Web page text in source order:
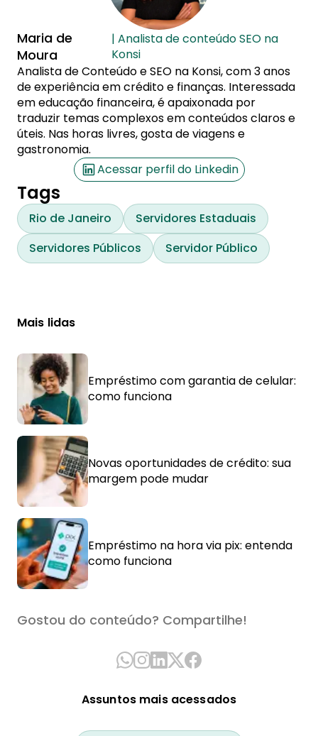
Maria de
Moura
| Analista de conteúdo SEO na
Konsi
Analista de Conteúdo e SEO na Konsi, com 3 anos
de experiência em crédito e finanças. Interessada
em educação financeira, é apaixonada por
traduzir temas complexos em conteúdos claros e
úteis. Nas horas livres, gosta de viagens e
gastronomia.
Acessar perfil do Linkedin
Tags
Rio de Janeiro
Servidores Estaduais
Servidores Públicos
Servidor Público
Mais lidas
Empréstimo com garantia de celular:
como funciona
Novas oportunidades de crédito: sua
margem pode mudar
Empréstimo na hora via pix: entenda
como funciona
Gostou do conteúdo? Compartilhe!
Assuntos mais acessados